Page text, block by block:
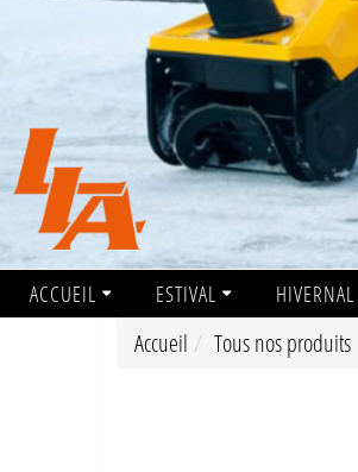
ACCUEIL ESTIVAL HIVERNAL
Accueil Tous nos produits